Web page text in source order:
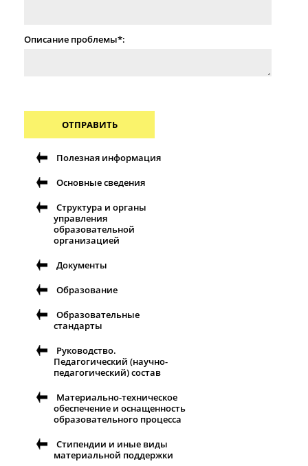
Описание проблемы*:
ОТПРАВИТЬ
Полезная информация
Основные сведения
Структура и органы
управления
образовательной
организацией
Документы
Образование
Образовательные
стандарты
Руководство.
Педагогический (научно-
педагогический) состав
Материально-техническое
обеспечение и оснащенность
образовательного процесса
Стипендии и иные виды
материальной поддержки